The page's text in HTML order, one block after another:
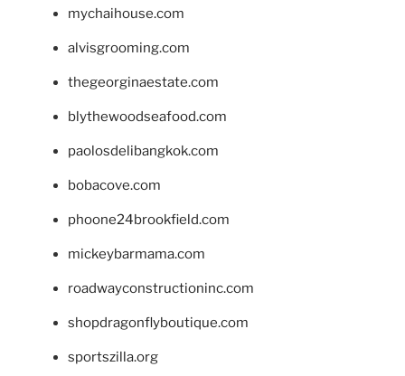
mychaihouse.com
alvisgrooming.com
thegeorginaestate.com
blythewoodseafood.com
paolosdelibangkok.com
bobacove.com
phoone24brookfield.com
mickeybarmama.com
roadwayconstructioninc.com
shopdragonflyboutique.com
sportszilla.org